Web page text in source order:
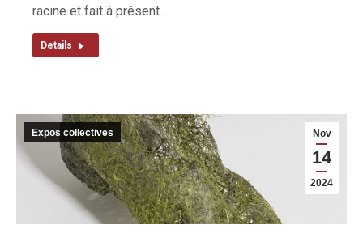
racine et fait à présent…
Details
Nov
14
2024
Expos collectives